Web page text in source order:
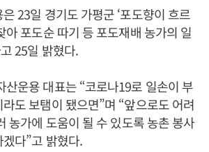
23일 경기도 가평군 ‘포도향이 흐르
아 포도순 따기 등 포도재배 농가의 일
25일 밝혔다.
산운용 대표는 “코로나19로 일손이 부
도 보탬이 됐으면”며 “앞으로도 어려
농가에 도움이 될 수 있도록 농촌 봉사
다”고 밝혔다.